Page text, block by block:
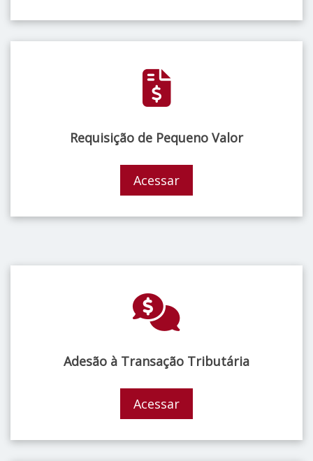
Requisição de Pequeno Valor
Acessar
Adesão à Transação Tributária
Acessar